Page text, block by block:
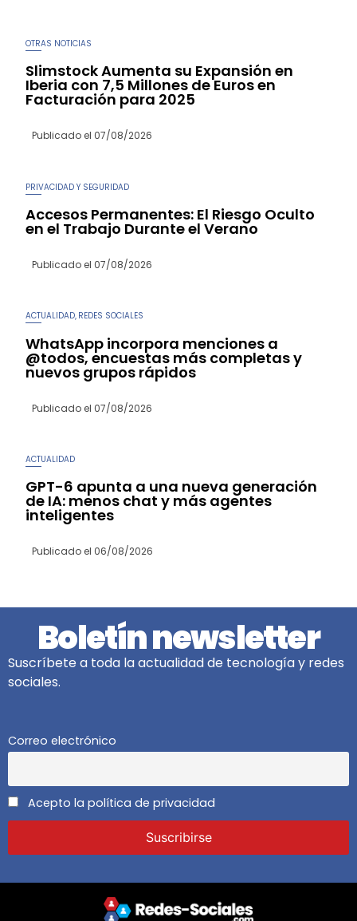
OTRAS NOTICIAS
Slimstock Aumenta su Expansión en
Iberia con 7,5 Millones de Euros en
Facturación para 2025
Publicado el 07/08/2026
PRIVACIDAD Y SEGURIDAD
Accesos Permanentes: El Riesgo Oculto
en el Trabajo Durante el Verano
Publicado el 07/08/2026
ACTUALIDAD, REDES SOCIALES
WhatsApp incorpora menciones a
@todos, encuestas más completas y
nuevos grupos rápidos
Publicado el 07/08/2026
ACTUALIDAD
GPT-6 apunta a una nueva generación
de IA: menos chat y más agentes
inteligentes
Publicado el 06/08/2026
Boletín newsletter
Suscríbete a toda la actualidad de tecnología y redes
sociales.
Correo electrónico
Acepto la política de privacidad